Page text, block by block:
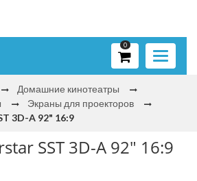
Toggle
0
Домашние кинотеатры
Экраны для проекторов
3D-A 92" 16:9
SST 3D-A 92" 16:9